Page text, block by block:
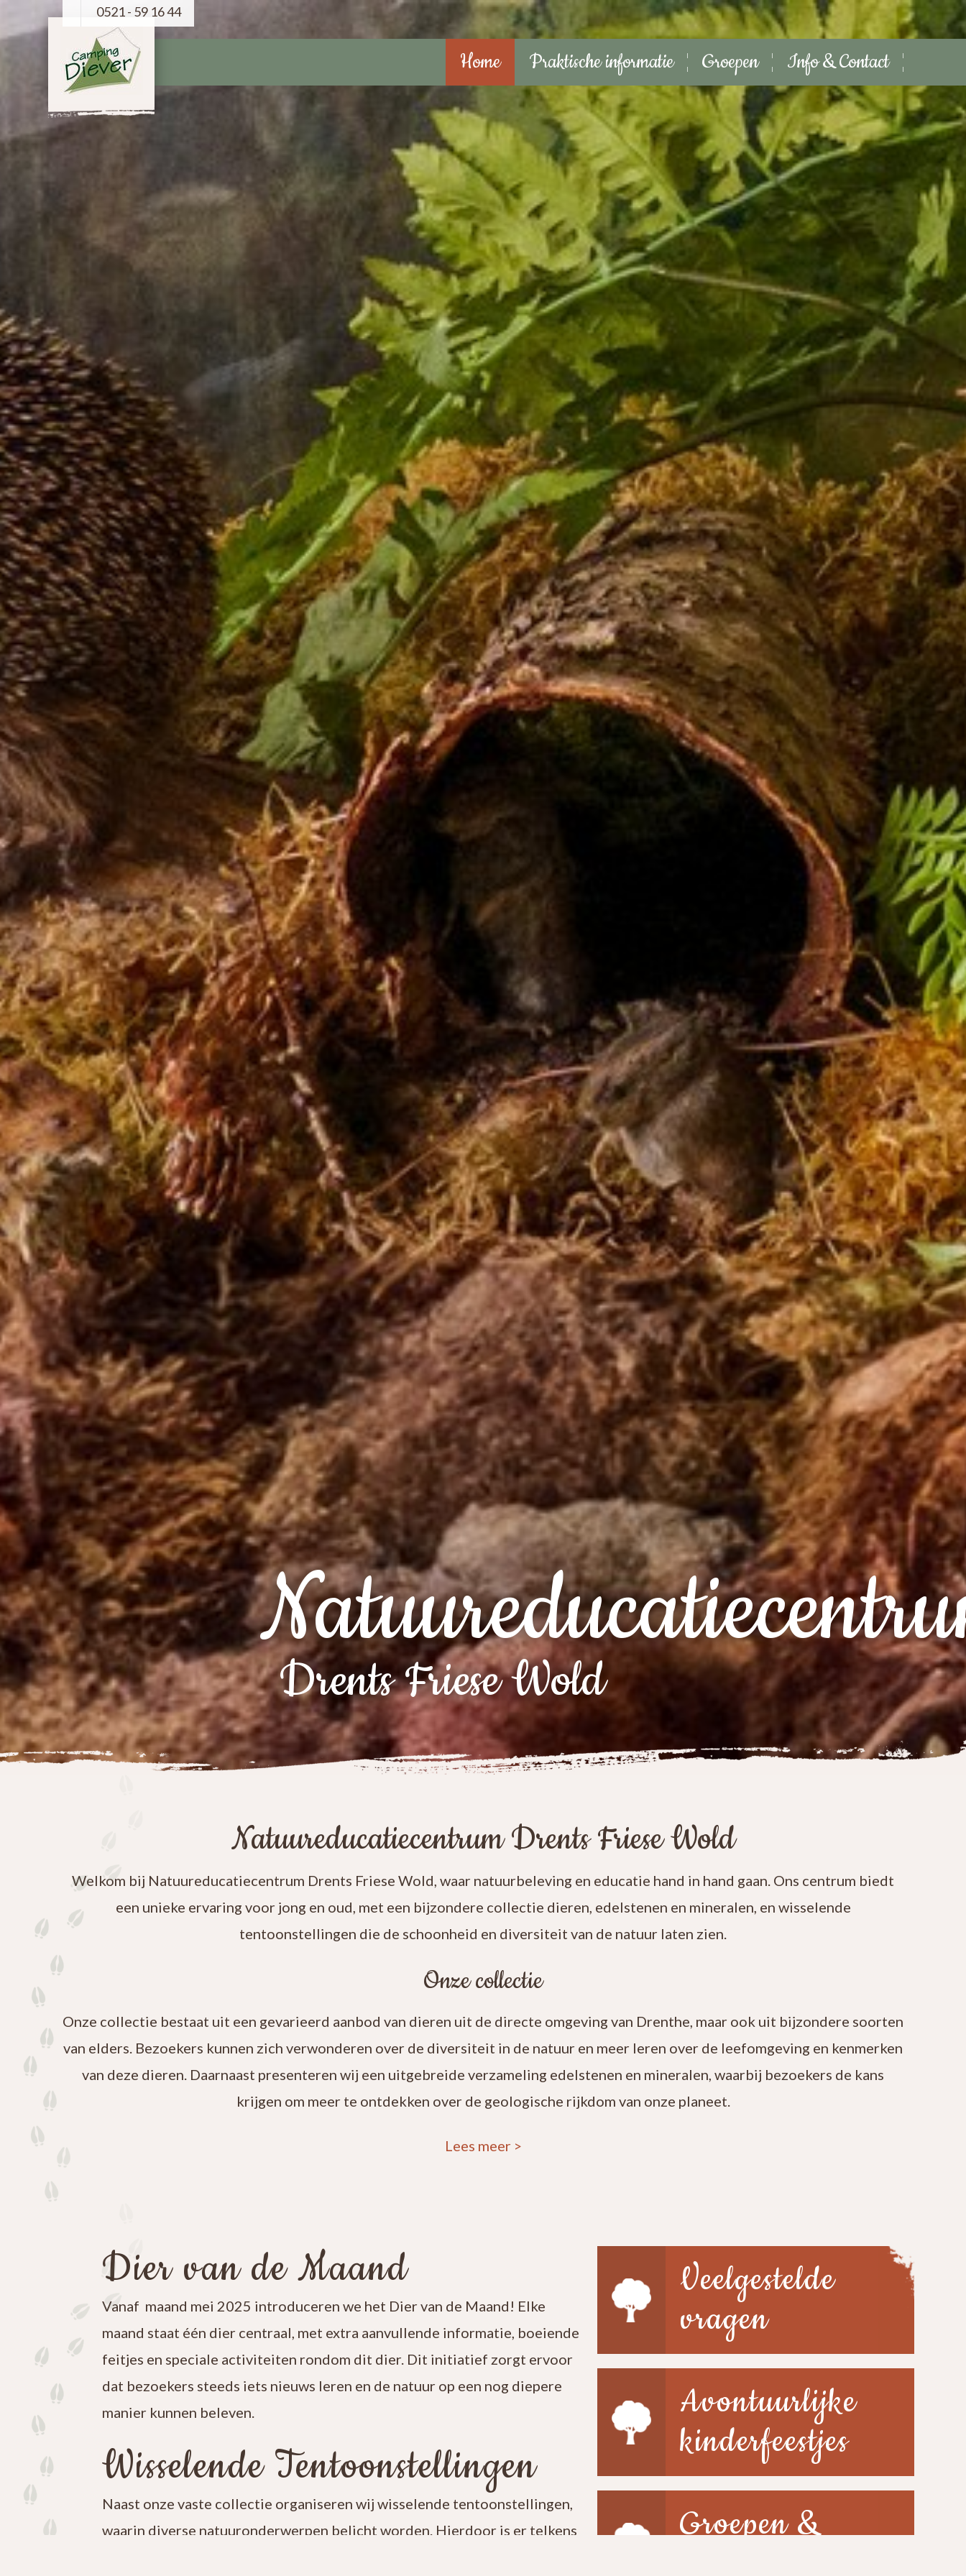
0521 - 59 16 44
Home Praktische informatie Groepen Info & Contact
Drents Friese Wold
Natuureducatiecentrum Drents Friese Wold
Welkom bij Natuureducatiecentrum Drents Friese Wold, waar natuurbeleving en educatie hand in hand gaan. Ons centrum biedt
een unieke ervaring voor jong en oud, met een bijzondere collectie dieren, edelstenen en mineralen, en wisselende
tentoonstellingen die de schoonheid en diversiteit van de natuur laten zien.
Onze collectie
Onze collectie bestaat uit een gevarieerd aanbod van dieren uit de directe omgeving van Drenthe, maar ook uit bijzondere soorten
van elders. Bezoekers kunnen zich verwonderen over de diversiteit in de natuur en meer leren over de leefomgeving en kenmerken
van deze dieren. Daarnaast presenteren wij een uitgebreide verzameling edelstenen en mineralen, waarbij bezoekers de kans
krijgen om meer te ontdekken over de geologische rijkdom van onze planeet.
Lees meer >
Dier van de Maand
Vanaf maand mei 2025 introduceren we het Dier van de Maand! Elke
maand staat één dier centraal, met extra aanvullende informatie, boeiende
feitjes en speciale activiteiten rondom dit dier. Dit initiatief zorgt ervoor
dat bezoekers steeds iets nieuws leren en de natuur op een nog diepere
manier kunnen beleven.
Wisselende Tentoonstellingen
Naast onze vaste collectie organiseren wij wisselende tentoonstellingen,
waarin diverse natuuronderwerpen belicht worden. Hierdoor is er telkens
Veelgestelde
vragen
Avontuurlijke
kinderfeestjes
Groepen &